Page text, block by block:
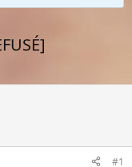
#1